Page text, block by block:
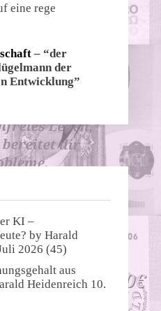
eine rege
– “der
der
Entwicklung”
KI –
by Harald
2026 (45)
aus
Heidenreich 10.